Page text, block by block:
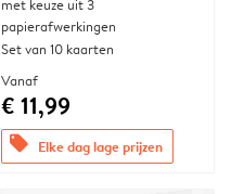
met keuze uit 3
papierafwerkingen
Set van 10 kaarten
Vanaf
€ 11,99
offers Elke dag lage prijzen